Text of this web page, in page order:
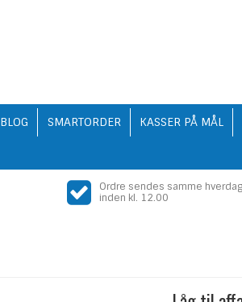
BLOG SMARTORDER KASSER PÅ MÅL
Ordre sendes samme
inden kl. 12.00